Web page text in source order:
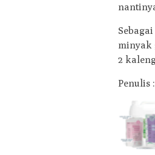
minyak
2
Penulis